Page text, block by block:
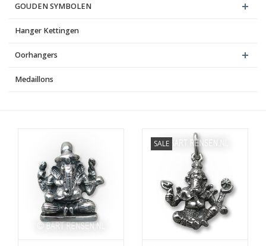
GOUDEN SYMBOLEN
Hanger Kettingen
Oorhangers
Medaillons
SALE